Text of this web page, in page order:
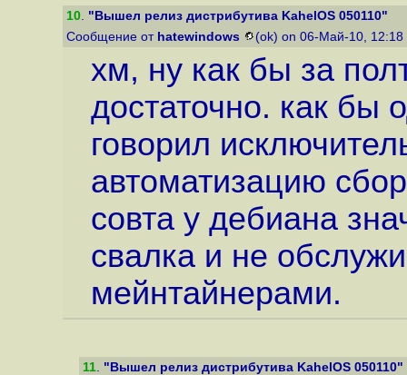
10. "Вышел релиз дистрибутива KahelOS 050110"
Сообщение от hatewindows (ok) on 06-Май-10, 12:18
хм, ну как бы за
достаточно. как бы
говорил
автоматизацию
совта у дебиана
свалка и не
мейнтайнерами.
11. "Вышел релиз дистрибутива KahelOS 050110"